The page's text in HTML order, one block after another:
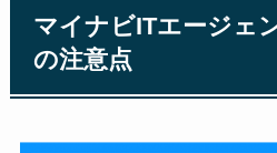
マイナビITエージェ
の注意点